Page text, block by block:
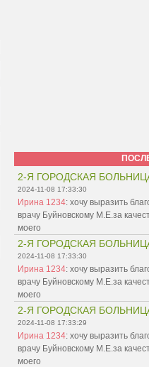
2-Я ГОРОДСКАЯ
2024-11-08 17:33:30
Ирина 1234: хочу выразить
врачу Буйновскому М.Е.за
моего
2-Я ГОРОДСКАЯ
2024-11-08 17:33:30
Ирина 1234: хочу выразить
врачу Буйновскому М.Е.за
моего
2-Я ГОРОДСКАЯ
2024-11-08 17:33:29
Ирина 1234: хочу выразить
врачу Буйновскому М.Е.за
моего